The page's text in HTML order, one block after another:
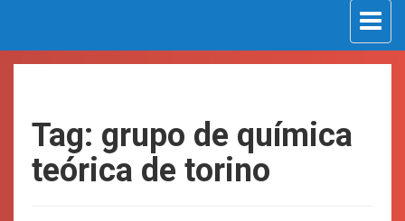
Toggle
Tag: grupo de química
teórica de torino